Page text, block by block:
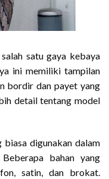
satu gaya kebaya
ini memiliki tampilan
bordir dan payet yang
detail tentang model
digunakan dalam
bahan yang
satin, dan brokat.